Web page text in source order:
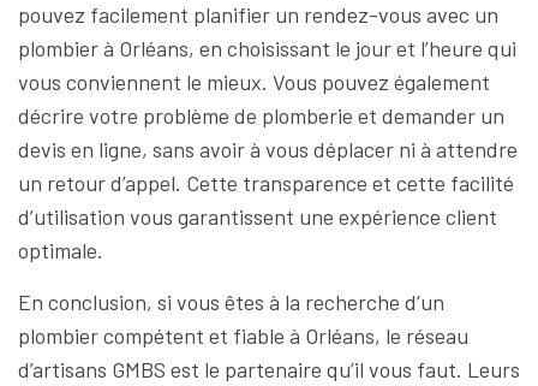
pouvez facilement planifier un rendez-vous avec un
plombier à Orléans, en choisissant le jour et l’heure qui
vous conviennent le mieux. Vous pouvez également
décrire votre problème de plomberie et demander un
devis en ligne, sans avoir à vous déplacer ni à attendre
un retour d’appel. Cette transparence et cette facilité
d’utilisation vous garantissent une expérience client
optimale.
En conclusion, si vous êtes à la recherche d’un
plombier compétent et fiable à Orléans, le réseau
d’artisans GMBS est le partenaire qu’il vous faut. Leurs